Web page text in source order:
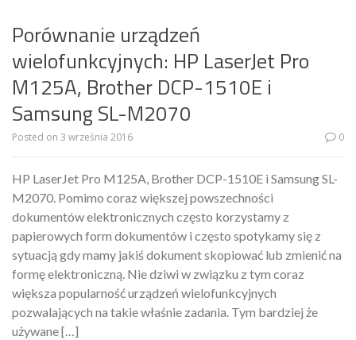
Porównanie urządzeń
wielofunkcyjnych: HP LaserJet Pro
M125A, Brother DCP-1510E i
Samsung SL-M2070
Posted on 3 września 2016 0
HP LaserJet Pro M125A, Brother DCP-1510E i Samsung SL-
M2070. Pomimo coraz większej powszechności
dokumentów elektronicznych często korzystamy z
papierowych form dokumentów i często spotykamy się z
sytuacją gdy mamy jakiś dokument skopiować lub zmienić na
formę elektroniczną. Nie dziwi w związku z tym coraz
większa popularność urządzeń wielofunkcyjnych
pozwalających na takie właśnie zadania. Tym bardziej że
używane […]